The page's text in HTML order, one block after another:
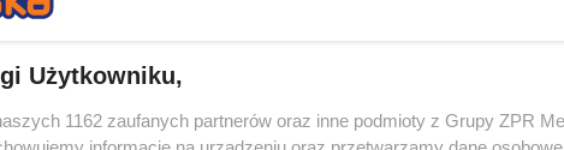
Użytkowniku,
1162 zaufanych partnerów oraz inne podmioty z Grupy ZPR